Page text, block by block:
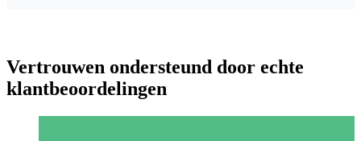
Vertrouwen ondersteund door echte
klantbeoordelingen